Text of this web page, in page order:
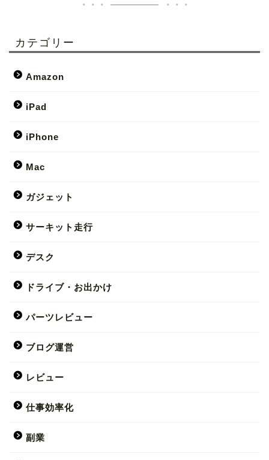
カテゴリー
Amazon
iPad
iPhone
Mac
ガジェット
サーキット走行
デスク
ドライブ・お出かけ
パーツレビュー
ブログ運営
レビュー
仕事効率化
副業